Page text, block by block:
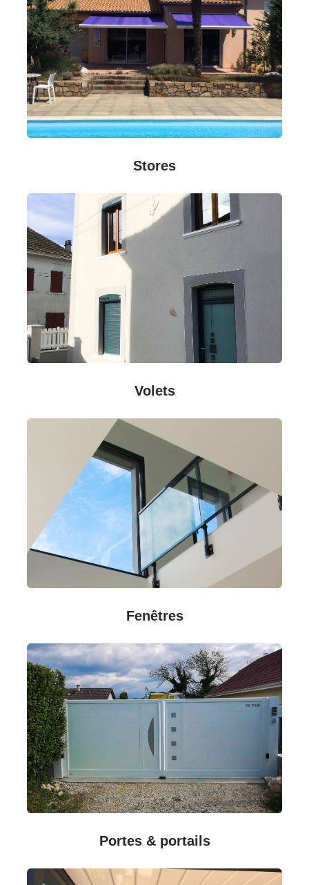
Stores
Volets
Fenêtres
Portes & portails